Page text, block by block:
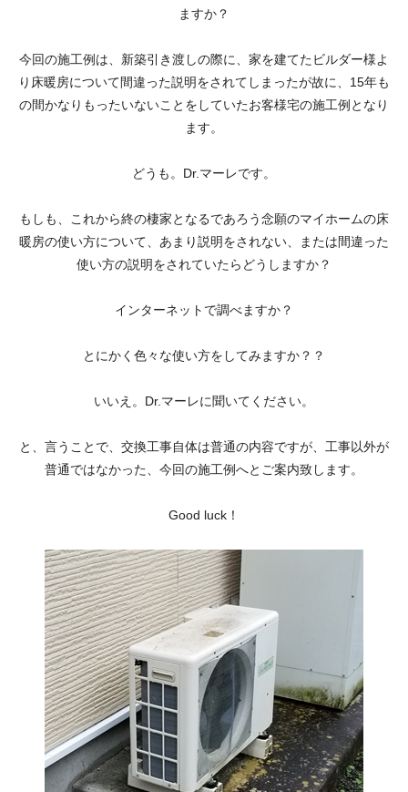
ますか？
今回の施工例は、新築引き渡しの際に、家を建てたビルダー様よ
り床暖房について間違った説明をされてしまったが故に、15年も
の間かなりもったいないことをしていたお客様宅の施工例となり
ます。
どうも。Dr.マーレです。
もしも、これから終の棲家となるであろう念願のマイホームの床
暖房の使い方について、あまり説明をされない、または間違った
使い方の説明をされていたらどうしますか？
インターネットで調べますか？
とにかく色々な使い方をしてみますか？？
いいえ。Dr.マーレに聞いてください。
と、言うことで、交換工事自体は普通の内容ですが、工事以外が
普通ではなかった、今回の施工例へとご案内致します。
Good luck！